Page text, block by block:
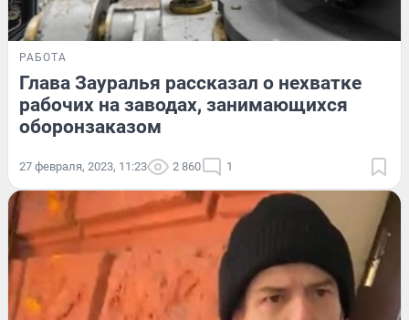
РАБОТА
Глава Зауралья рассказал о нехватке
рабочих на заводах, занимающихся
оборонзаказом
27 февраля, 2023, 11:23 2 860 1